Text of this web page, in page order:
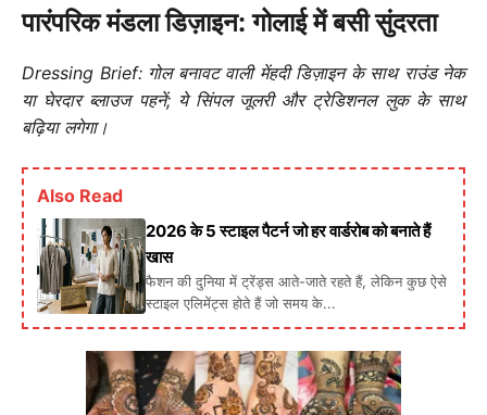
पारंपरिक मंडला डिज़ाइन: गोलाई में बसी सुंदरता
Dressing Brief: गोल बनावट वाली मेंहदी डिज़ाइन के साथ राउंड नेक
या घेरदार ब्लाउज पहनें; ये सिंपल जूलरी और ट्रेडिशनल लुक के साथ
बढ़िया लगेगा।
Also Read
2026 के 5 स्टाइल पैटर्न जो हर वार्डरोब को बनाते हैं
खास
फैशन की दुनिया में ट्रेंड्स आते-जाते रहते हैं, लेकिन कुछ ऐसे
स्टाइल एलिमेंट्स होते हैं जो समय के...